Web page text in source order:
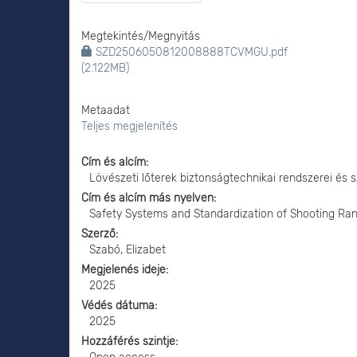
Megtekintés/Megnyitás
SZD2506050812008888TCVMGU.pdf
(2.122MB)
Metaadat
Teljes megjelenítés
Cím és alcím
Lövészeti lőterek biztonságtechnikai rendszerei és
Cím és alcím más nyelven
Safety Systems and Standardization of Shooting
Szerző
Szabó, Elizabet
Megjelenés ideje
2025
Védés dátuma
2025
Hozzáférés szintje